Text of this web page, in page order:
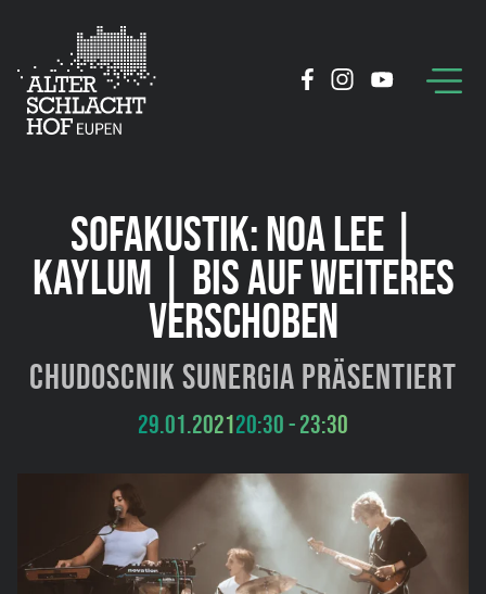
SOFAKUSTIK: NOA LEE |
KAYLUM | BIS AUF WEITERES
VERSCHOBEN
Chudoscnik Sunergia präsentiert
29.01.202120:30 - 23:30